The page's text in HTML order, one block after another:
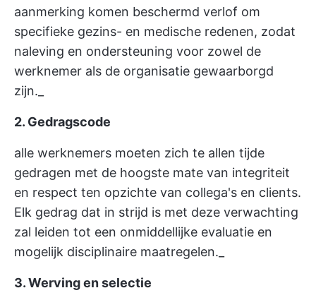
aanmerking komen beschermd verlof om
specifieke gezins- en medische redenen, zodat
naleving en ondersteuning voor zowel de
werknemer als de organisatie gewaarborgd
zijn._
2. Gedragscode
alle werknemers moeten zich te allen tijde
gedragen met de hoogste mate van integriteit
en respect ten opzichte van collega's en clients.
Elk gedrag dat in strijd is met deze verwachting
zal leiden tot een onmiddellijke evaluatie en
mogelijk disciplinaire maatregelen._
3. Werving en selectie